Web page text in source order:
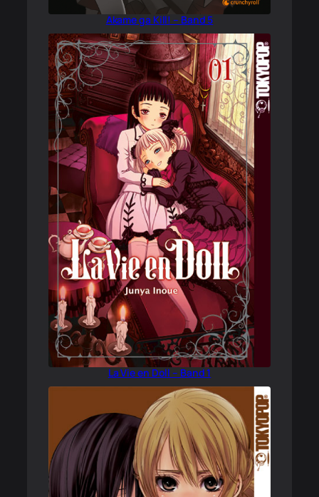
Akame ga Kill! – Band 5
La Vie en Doll – Band 1